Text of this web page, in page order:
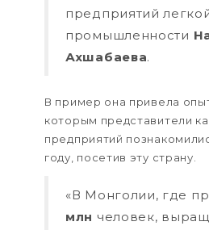
предприятий
промышленности
Ахшабаева.
В пример она привела
которым представители
предприятий
году, посетив эту страну.
«В Монголии, где
млн человек,